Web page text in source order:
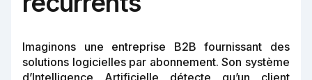
Imaginons une entreprise B2B fournissant des
solutions logicielles par abonnement. Son système